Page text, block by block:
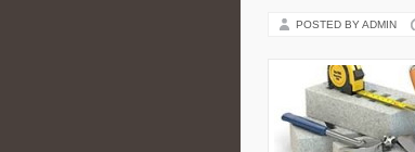
POSTED BY ADMIN